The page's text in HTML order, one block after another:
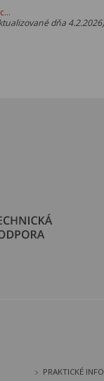
dňa
PRAKTICKÉ INFO